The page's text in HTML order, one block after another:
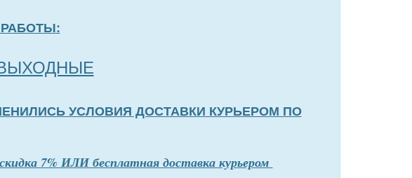
УСЛОВИЯ ДОСТАВКИ КУРЬЕРОМ ПО
7% ИЛИ бесплатная доставка курьером